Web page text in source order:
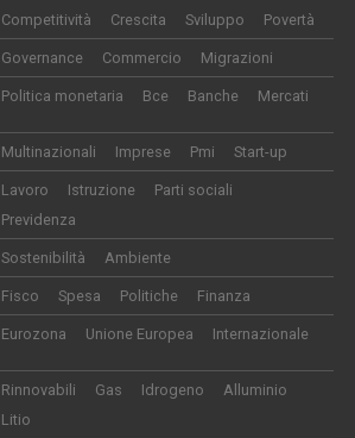
Competitività Crescita Sviluppo Povertà
Governance Commercio Migrazioni
Politica monetaria Bce Banche Mercati
Multinazionali Imprese Pmi Start-up
Lavoro Istruzione
Parti sociali
Previdenza
Sostenibilità Ambiente
Fisco Spesa Politiche Finanza
Eurozona Unione Europea Internazionale
Rinnovabili Gas Idrogeno
Alluminio
Litio